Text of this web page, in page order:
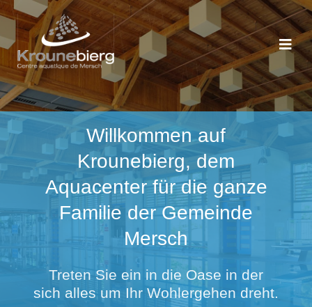
Willkommen auf
Krounebierg,dem
Aquacenter für die ganze
Familie der Gemeinde
Mersch
Treten Sie ein in die Oase in der
sich alles um Ihr Wohlergehen dreht.